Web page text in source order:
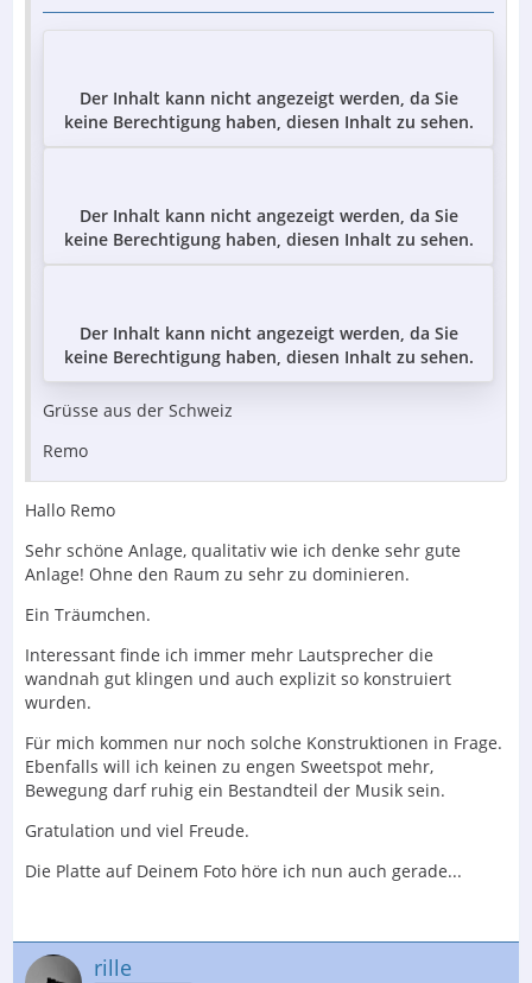
Der Inhalt kann nicht angezeigt werden, da Sie
keine Berechtigung haben, diesen Inhalt zu sehen.
Der Inhalt kann nicht angezeigt werden, da Sie
keine Berechtigung haben, diesen Inhalt zu sehen.
Der Inhalt kann nicht angezeigt werden, da Sie
keine Berechtigung haben, diesen Inhalt zu sehen.
Grüsse aus der Schweiz
Remo
Hallo Remo
Sehr schöne Anlage, qualitativ wie ich denke sehr gute
Anlage! Ohne den Raum zu sehr zu dominieren.
Ein Träumchen.
Interessant finde ich immer mehr Lautsprecher die
wandnah gut klingen und auch explizit so konstruiert
wurden.
Für mich kommen nur noch solche Konstruktionen in Frage.
Ebenfalls will ich keinen zu engen Sweetspot mehr,
Bewegung darf ruhig ein Bestandteil der Musik sein.
Gratulation und viel Freude.
Die Platte auf Deinem Foto höre ich nun auch gerade...
rille